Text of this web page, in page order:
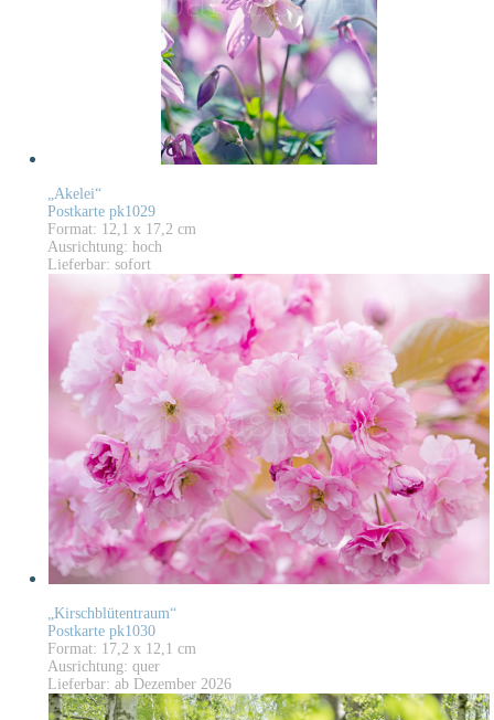
„Akelei“
Postkarte pk1029
Format: 12,1 x 17,2 cm
Ausrichtung: hoch
Lieferbar: sofort
„Kirschblütentraum“
Postkarte pk1030
Format: 17,2 x 12,1 cm
Ausrichtung: quer
Lieferbar: ab Dezember 2026